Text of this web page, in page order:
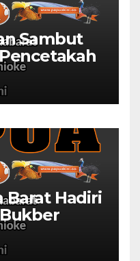
Sambut
di Papua
Barat Hadiri